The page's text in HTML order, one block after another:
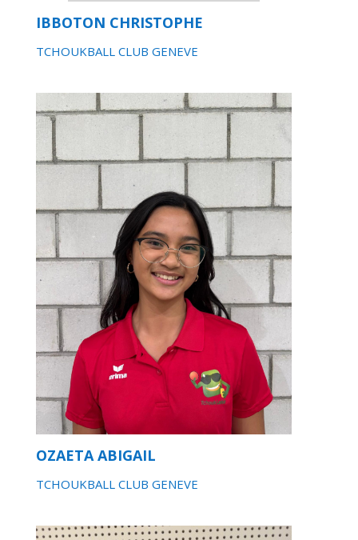
IBBOTON CHRISTOPHE
TCHOUKBALL CLUB GENEVE
OZAETA ABIGAIL
TCHOUKBALL CLUB GENEVE